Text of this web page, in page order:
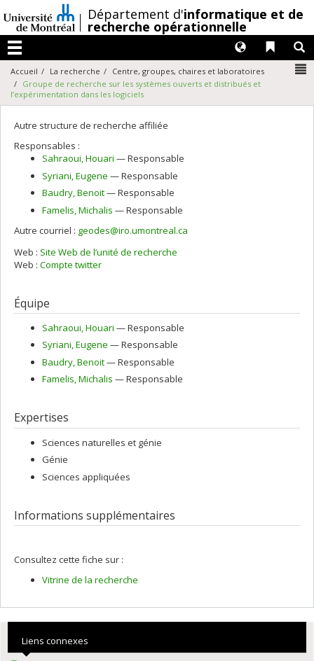
au
contenu
/Département d'informatique et de
recherche opérationnelle
Menu
Liens
Langues
Accueil La recherche
Centre, groupes, chaires et laboratoires
Groupe de recherche sur les systèmes ouverts et distribués et
l’expérimentation dans les logiciels
Autre structure de recherche affiliée
Responsables :
Sahraoui, Houari — Responsable
Syriani , Eugene — Responsable
Baudry, Benoit— Responsable
Famelis , Michalis — Responsable
Autre courriel : geodes@iro.umontreal.ca
Web : Site Web de l’unité de recherche
Web : Compte twitter
Équipe
Sahraoui, Houari — Responsable
Syriani, Eugene — Responsable
Baudry, Benoit— Responsable
Famelis, Michalis — Responsable
Expertises
Sciences naturelles et génie
Génie
Sciences appliquées
Informations supplémentaires
Consultez cette fiche sur :
Vitrine de la recherche
Liens connexes